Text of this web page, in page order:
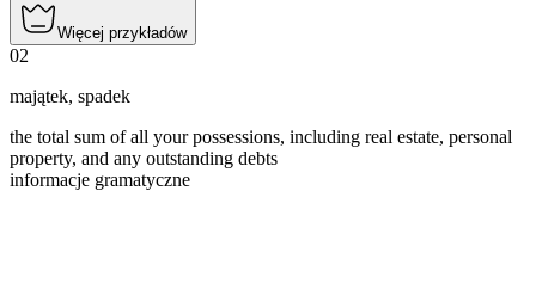
Więcej przykładów
02
majątek, spadek
the total sum of all your possessions, including real estate, personal
property, and any outstanding debts
informacje gramatyczne